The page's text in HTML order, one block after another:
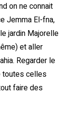
on ne connait
Jemma El-fna,
jardin Majorelle
et aller
Regarder le
toutes celles
faire des